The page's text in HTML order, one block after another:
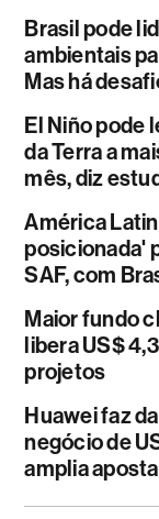
Brasil pode
ambientais
Mas há
El Niño pode
da Terra a
mês, diz
América
posicionada'
SAF, com
Maior fundo
libera US$
projetos
Huawei faz
negócio de
amplia